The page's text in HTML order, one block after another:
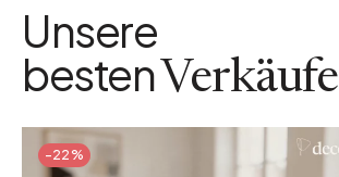
Unsere
bestenVerkäufe
-22%